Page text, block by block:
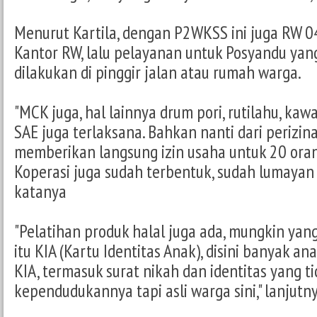
Menurut Kartila, dengan P2WKSS ini juga RW
Kantor RW, lalu pelayanan untuk Posyandu
dilakukan di pinggir jalan atau rumah warga.
"MCK juga, hal lainnya drum pori, rutilahu,
SAE juga terlaksana. Bahkan nanti dari
memberikan langsung izin usaha untuk 20
Koperasi juga sudah terbentuk, sudah
katanya
"Pelatihan produk halal juga ada, mungkin
itu KIA (Kartu Identitas Anak), disini banyak
KIA, termasuk surat nikah dan identitas yang
kependudukannya tapi asli warga sini,"